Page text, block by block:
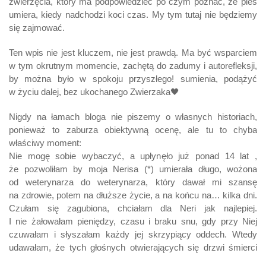
umiera, kiedy nadchodzi koci czas. My tym tutaj nie będziemy
się zajmować.
Ten wpis nie jest kluczem, nie jest prawdą. Ma być wsparciem
w tym okrutnym momencie, zachętą do zadumy i autorefleksji,
by można było w spokoju przyszłego! sumienia, podążyć
w życiu dalej, bez ukochanego Zwierzaka🖤
Nigdy na łamach bloga nie piszemy o własnych historiach,
ponieważ to zaburza obiektywną ocenę, ale tu to chyba
właściwy moment:
Nie mogę sobie wybaczyć, a upłynęło już ponad 14 lat ,
że pozwoliłam by moja Nerisa (*) umierała długo, wożona
od weterynarza do weterynarza, który dawał mi szansę
na zdrowie, potem na dłuższe życie, a na końcu na… kilka dni.
Czułam się zagubiona, chciałam dla Neri jak najlepiej.
I nie żałowałam pieniędzy, czasu i braku snu, gdy przy Niej
czuwałam i słyszałam każdy jej skrzypiący oddech. Wtedy
udawałam, że tych głośnych otwierających się drzwi śmierci